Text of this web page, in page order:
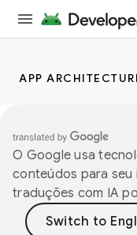
APP
O Google usa
conteúdos para seu
traduções com IA